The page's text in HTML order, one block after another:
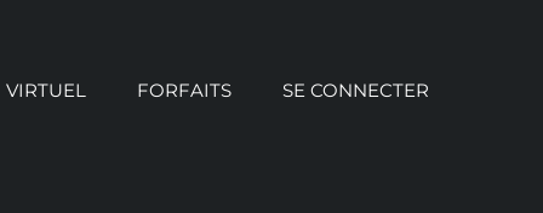
VIRTUEL FORFAITS SE CONNECTER